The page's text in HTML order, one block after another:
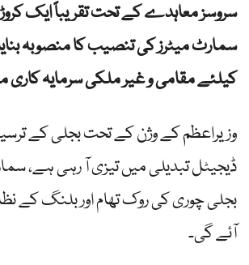
سروسز معاہدے کے تحت تقریباً ایک
سمارٹ میٹرز کی تنصیب کا منصوبہ
کیلئے مقامی و غیر ملکی سرمایہ کاری
وزیراعظم کے وژن کے تحت بجلی کے
ڈیجیٹل تبدیلی میں تیزی آ رہی ہے،
بجلی چوری کی روک تھام اور بلنگ کے
آئے گی۔